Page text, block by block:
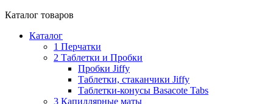
Каталог товаров
Каталог
1 Перчатки
2 Таблетки и Пробки
Пробки Jiffy
Таблетки, стаканчики Jiffy
Таблетки-конусы Basacote Tabs
3 Капиллярные маты